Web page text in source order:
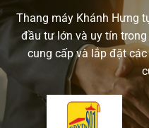
Thang máy Khánh Hưng
đầu tư lớn và uy tín
cung cấp và lắp đặt